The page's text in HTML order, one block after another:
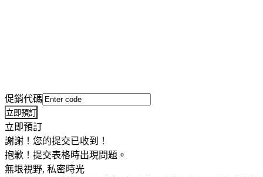
促銷代碼
立即預訂
立即預訂
謝謝！您的提交已收到！
抱歉！提交表格時出現問題。
無垠視野, 私密時光